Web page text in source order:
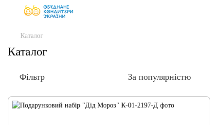
Каталог
Каталог
Фільтр За популярністю